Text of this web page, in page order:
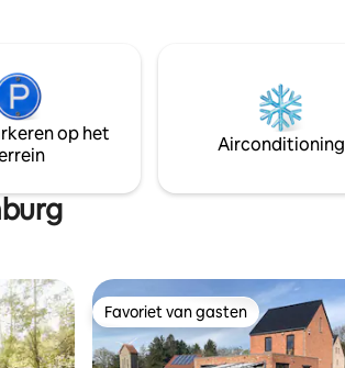
of
De
uitlegop het
Airconditioning
Favoriet van gasten
Favoriet van gasten